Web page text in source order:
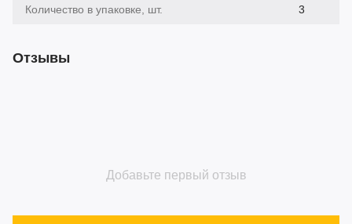
Количество в упаковке, шт.
3
Отзывы
Добавьте первый отзыв